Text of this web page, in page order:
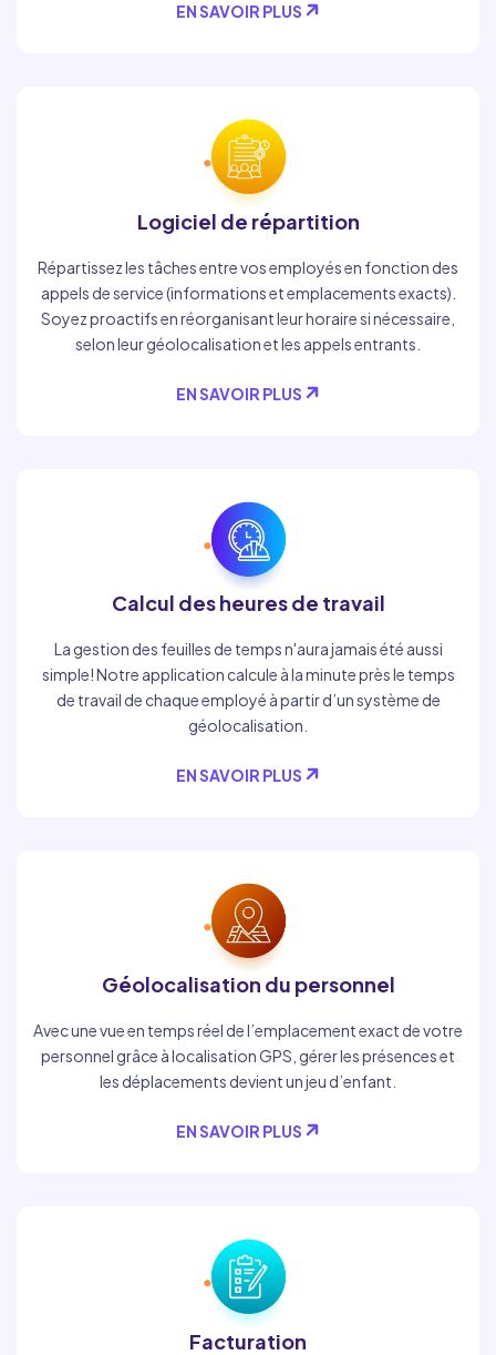
EN SAVOIR PLUS
Logiciel de répartition
Répartissez les tâches entre vos employés en fonction des
appels de service (informations et emplacements exacts).
Soyez proactifs en réorganisant leur horaire si nécessaire,
selon leur géolocalisation et les appels entrants.
EN SAVOIR PLUS
Calcul des heures de travail
La gestion des feuilles de temps n'aura jamais été aussi
simple! Notre application calcule à la minute près le temps
de travail de chaque employé à partir d’un système de
géolocalisation.
EN SAVOIR PLUS
Géolocalisation du personnel
Avec une vue en temps réel de l’emplacement exact de votre
personnel grâce à localisation GPS, gérer les présences et
les déplacements devient un jeu d’enfant.
EN SAVOIR PLUS
Facturation